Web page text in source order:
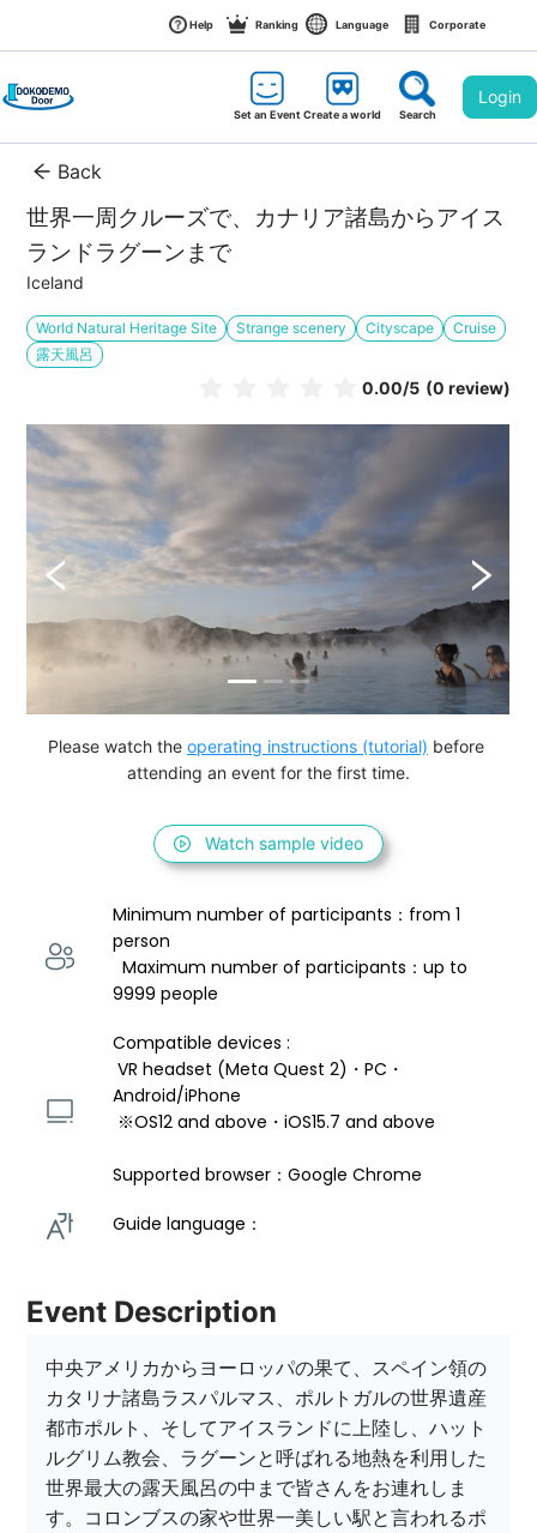
Help Ranking Language Corporate
Set an EventCreate a world Search
Login
Back
世界一周クルーズで、カナリア諸島からアイス
ランドラグーンまで
Iceland
World Natural Heritage Site Strange scenery Cityscape
Cruise
露天風呂
0.00/5 (0 review)
Please watch the operating instructions (tutorial) before
attending an event for the first time.
Watch sample video
Minimum number of participants：from 1
person
  Maximum number of participants：up to
9999 people
Compatible devices :
VR headset (Meta Quest 2)・PC・
Android/iPhone
※OS12 and above・iOS15.7 and above
Supported browser：Google Chrome
Guide language：
Event Description
中央アメリカからヨーロッパの果て、スペイン領の
カタリナ諸島ラスパルマス、ポルトガルの世界遺産
都市ポルト、そしてアイスランドに上陸し、ハット
ルグリム教会、ラグーンと呼ばれる地熱を利用した
世界最大の露天風呂の中まで皆さんをお連れしま
す。コロンブスの家や世界一美しい駅と言われるポ